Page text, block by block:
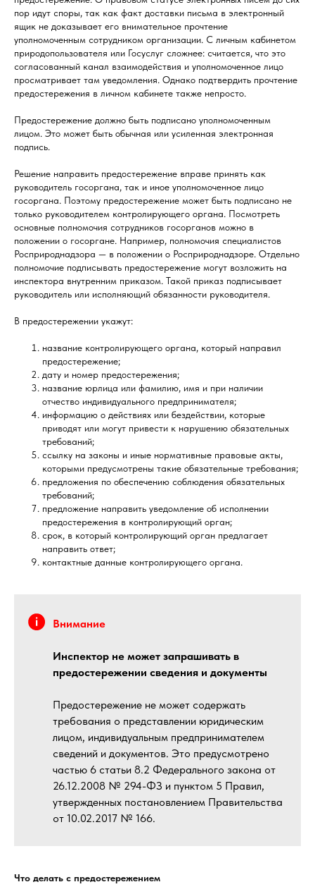
пор идут споры, так как факт доставки письма в электронный
ящик не доказывает его внимательное прочтение
уполномоченным сотрудником организации. С личным кабинетом
природопользователя или Госуслуг сложнее: считается, что это
согласованный канал взаимодействия и уполномоченное лицо
просматривает там уведомления. Однако подтвердить прочтение
предостережения в личном кабинете также непросто.
Предостережение должно быть подписано уполномоченным
лицом. Это может быть обычная или усиленная электронная
подпись.
Решение направить предостережение вправе принять как
руководитель госоргана, так и иное уполномоченное лицо
госоргана. Поэтому предостережение может быть подписано не
только руководителем контролирующего органа. Посмотреть
основные полномочия сотрудников госорганов можно в
положении о госоргане. Например, полномочия специалистов
Росприроднадзора — в положении о Росприроднадзоре. Отдельно
полномочие подписывать предостережение могут возложить на
инспектора внутренним приказом. Такой приказ подписывает
руководитель или исполняющий обязанности руководителя.
В предостережении укажут:
название контролирующего органа, который направил
предостережение;
дату и номер предостережения;
название юрлица или фамилию, имя и при наличии
отчество индивидуального предпринимателя;
информацию о действиях или бездействии, которые
приводят или могут привести к нарушению обязательных
требований;
ссылку на законы и иные нормативные правовые акты,
которыми предусмотрены такие обязательные требования;
предложения по обеспечению соблюдения обязательных
требований;
предложение направить уведомление об исполнении
предостережения в контролирующий орган;
срок, в который контролирующий орган предлагает
направить ответ;
контактные данные контролирующего органа.
Внимание
Инспектор не может запрашивать в
предостережении сведения и документы
Предостережение не может содержать
требования о представлении юридическим
лицом, индивидуальным предпринимателем
сведений и документов. Это предусмотрено
частью 6 статьи 8.2 Федерального закона от
26.12.2008 № 294-ФЗ и пунктом 5 Правил,
утвержденных постановлением Правительства
от 10.02.2017 № 166.
Что делать с предостережением